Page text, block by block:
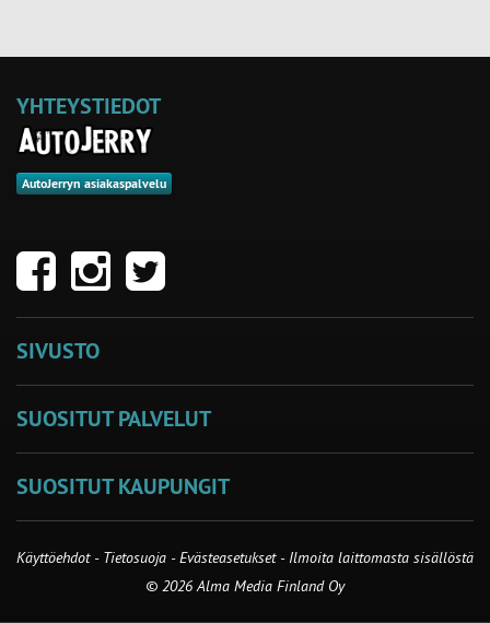
YHTEYSTIEDOT
AutoJerryn asiakaspalvelu
SIVUSTO
SUOSITUT PALVELUT
SUOSITUT KAUPUNGIT
Käyttöehdot - Tietosuoja -Evästeasetukset- Ilmoita laittomasta sisällöstä
© 2026 Alma Media Finland Oy